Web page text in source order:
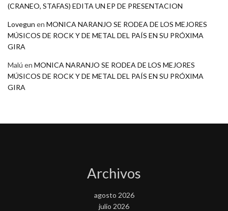
(CRANEO, STAFAS) EDITA UN EP DE PRESENTACION
Lovegun en MONICA NARANJO SE RODEA DE LOS MEJORES
MÚSICOS DE ROCK Y DE METAL DEL PAÍS EN SU PRÓXIMA
GIRA
Malú en MONICA NARANJO SE RODEA DE LOS MEJORES
MÚSICOS DE ROCK Y DE METAL DEL PAÍS EN SU PRÓXIMA
GIRA
Archivos
agosto 2026
julio 2026